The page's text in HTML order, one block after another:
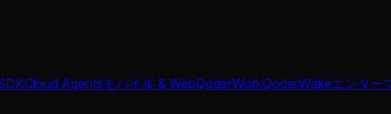
Cloud Agentsモバイル & WebQoderWorkQoderWakeエンター